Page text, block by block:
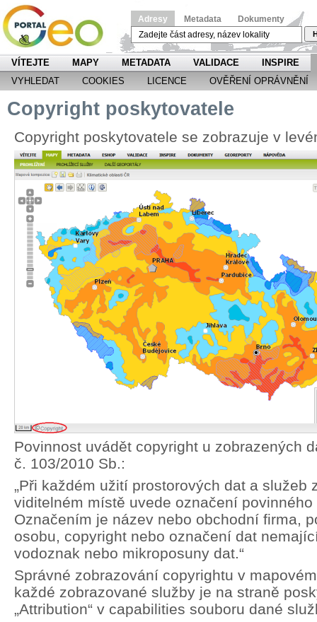
Adresy Metadata Dokumenty
VÍTEJTE MAPY METADATA VALIDACE
INSPIRE
VYHLEDAT
COOKIES LICENCE OVĚŘENÍ OPRÁVNĚNÍ
Copyright poskytovatele
Copyright poskytovatele se zobrazuje v
Povinnost uvádět copyright u zobrazených
č. 103/2010 Sb.:
„Při každém užití prostorových dat a
viditelném místě uvede označení
Označením je název nebo obchodní firma,
osobu, copyright nebo označení dat
vodoznak nebo mikroposuny dat.“
Správné zobrazování copyrightu v
každé zobrazované služby je na straně
„Attribution“ v capabilities souboru dané